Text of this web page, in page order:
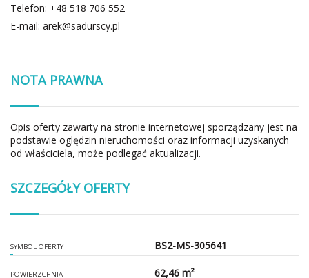
Telefon: +48 518 706 552
E-mail: arek@sadurscy.pl
NOTA PRAWNA
Opis oferty zawarty na stronie internetowej sporządzany jest na
podstawie oględzin nieruchomości oraz informacji uzyskanych
od właściciela, może podlegać aktualizacji.
SZCZEGÓŁY OFERTY
SYMBOL OFERTY BS2-MS-305641
POWIERZCHNIA 62,46 m²